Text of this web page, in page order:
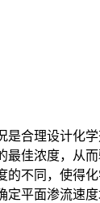
是合理设计化
最佳浓度，从
不同，使得
定平面渗流速